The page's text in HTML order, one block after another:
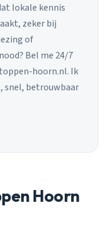
lokale kennis
zeker bij
of
Bel me 24/7
hoorn.nl. Ik
snel, betrouwbaar
Hoorn